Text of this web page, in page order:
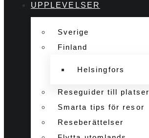
UPPLEVELSER
Sverige
Finland
Helsingfors
Reseguider till platser
Smarta tips för resor
Reseberättelser